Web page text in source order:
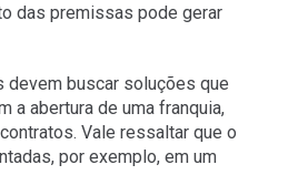
das premissas pode gerar
devem buscar soluções que
a abertura de uma franquia,
Vale ressaltar que o
por exemplo, em um